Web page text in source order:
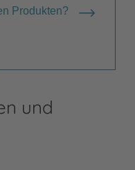
Produkten?
und